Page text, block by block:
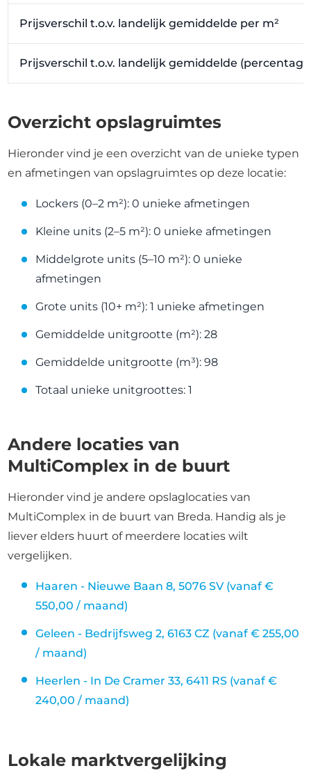
Prijsverschil t.o.v. landelijk gemiddelde per m²
Prijsverschil t.o.v. landelijk gemiddelde
Overzicht opslagruimtes
Hieronder vind je een overzicht van de unieke typen
en afmetingen van opslagruimtes op deze locatie:
Lockers (0–2 m²): 0 unieke afmetingen
Kleine units (2–5 m²): 0 unieke afmetingen
Middelgrote units (5–10 m²): 0 unieke
afmetingen
Grote units (10+ m²): 1 unieke afmetingen
Gemiddelde unitgrootte (m²): 28
Gemiddelde unitgrootte (m³): 98
Totaal unieke unitgroottes: 1
Andere locaties van
MultiComplex in de buurt
Hieronder vind je andere opslaglocaties van
MultiComplex in de buurt van Breda. Handig als je
liever elders huurt of meerdere locaties wilt
vergelijken.
Haaren - Nieuwe Baan 8, 5076 SV (vanaf €
550,00 / maand)
Geleen - Bedrijfsweg 2, 6163 CZ (vanaf € 255,00
/ maand)
Heerlen - In De Cramer 33, 6411 RS (vanaf €
240,00 / maand)
Lokale marktvergelijking